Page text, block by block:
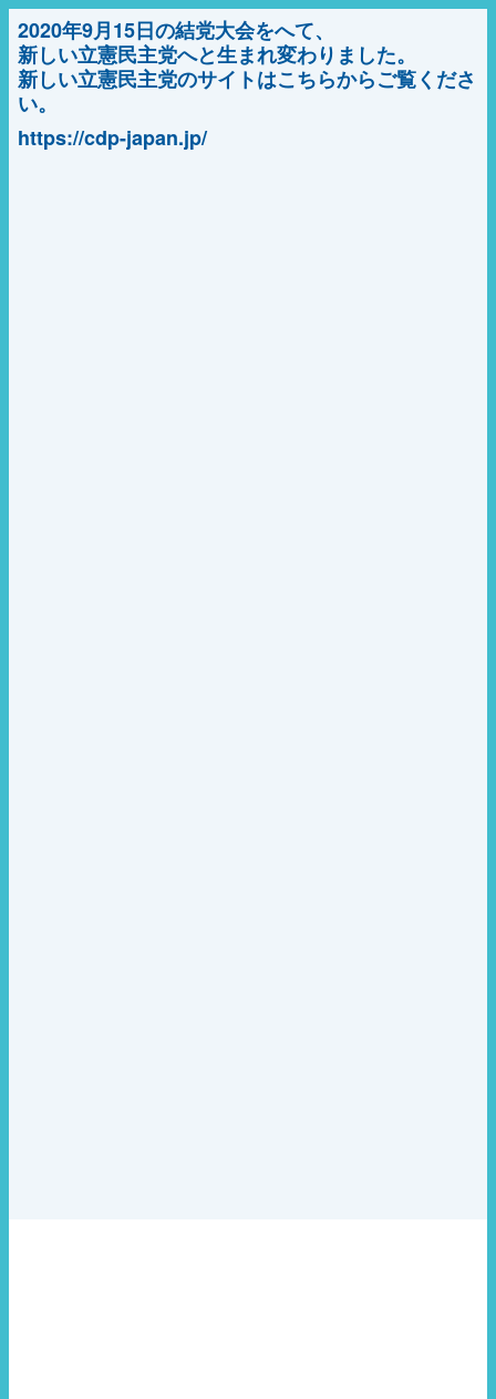
2020年9月15日の結党大会をへて、
新しい立憲民主党へと生まれ変わりました。
新しい立憲民主党のサイトはこちらからご覧くださ
い。
https://cdp-japan.jp/